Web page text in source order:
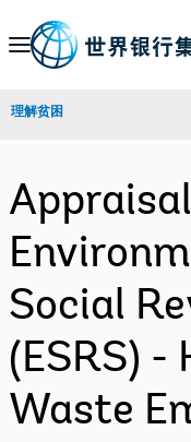
Skip
Navigation
理解贫困
Appraisal
Social
(ESRS) -
Waste